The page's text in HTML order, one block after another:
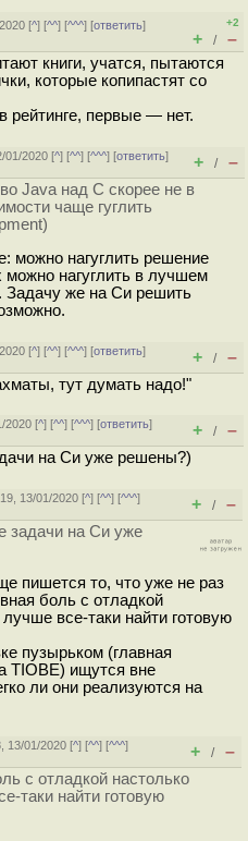
[^] [^^] [^^^] [ответить]
+2
+ / –
книги, учатся, пытаются
которые копипастят со
рейтинге, первые — нет.
01/2020 [^] [^^] [^^^] [ответить]
+ / –
Java над C скорее не в
чаще гуглить
можно нагуглить решение
нагуглить в лучшем
же на Си решить
[^] [^^] [^^^] [ответить]
+ / –
тут думать надо!"
2020 [^] [^^] [^^^] [ответить]
+ / –
на Си уже решены?)
13/01/2020 [^] [^^] [^^^]
+ / –
задачи на Си уже
пишется то, что уже не раз
боль с отладкой
все-таки найти готовую
пузырьком (главная
TIOBE) ищутся вне
ли они реализуются на
13/01/2020 [^] [^^] [^^^]
+ / –
с отладкой настолько
таки найти готовую